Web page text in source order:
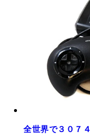
全世界で３０７